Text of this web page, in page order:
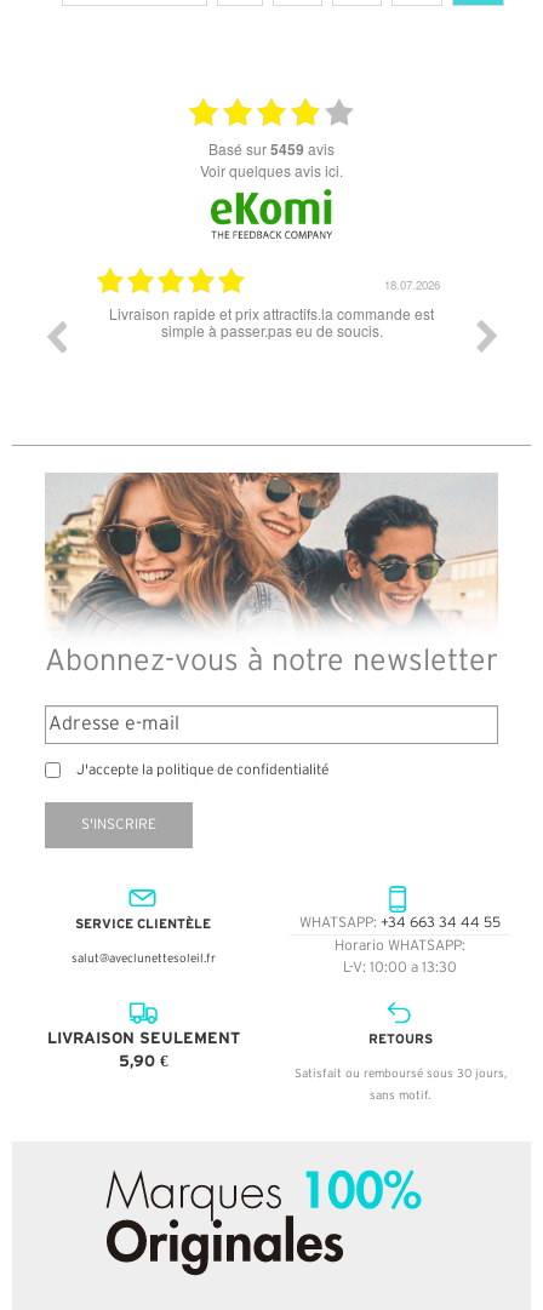
basé sur5459 avis
Voir quelques avis ici.
18.07.2026
Livraison rapide et prix attractifs.la commande est
simple à passer.pas eu de soucis.
Abonnez-vous à notre newsletter
J'accepte la politique de confidentialité
S'INSCRIRE
SERVICE CLIENTÈLE
salut@aveclunettesoleil.fr
WHATSAPP: +34 663 34 44 55
Horario WHATSAPP:
L-V: 10:00 a 13:30
LIVRAISON SEULEMENT
5,90 €
RETOURS
Satisfait ou remboursé sous 30 jours,
sans motif.